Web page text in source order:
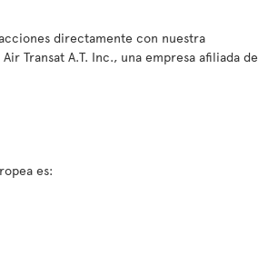
directamente con nuestra
Transat A.T. Inc., una empresa afiliada de
es: